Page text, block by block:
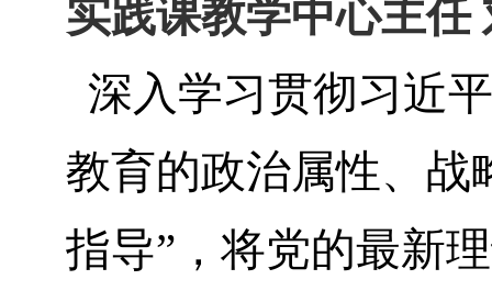
实践课教学中心主任
深入学习贯彻习近
教育的政治属性、战
指导”，将党的最新